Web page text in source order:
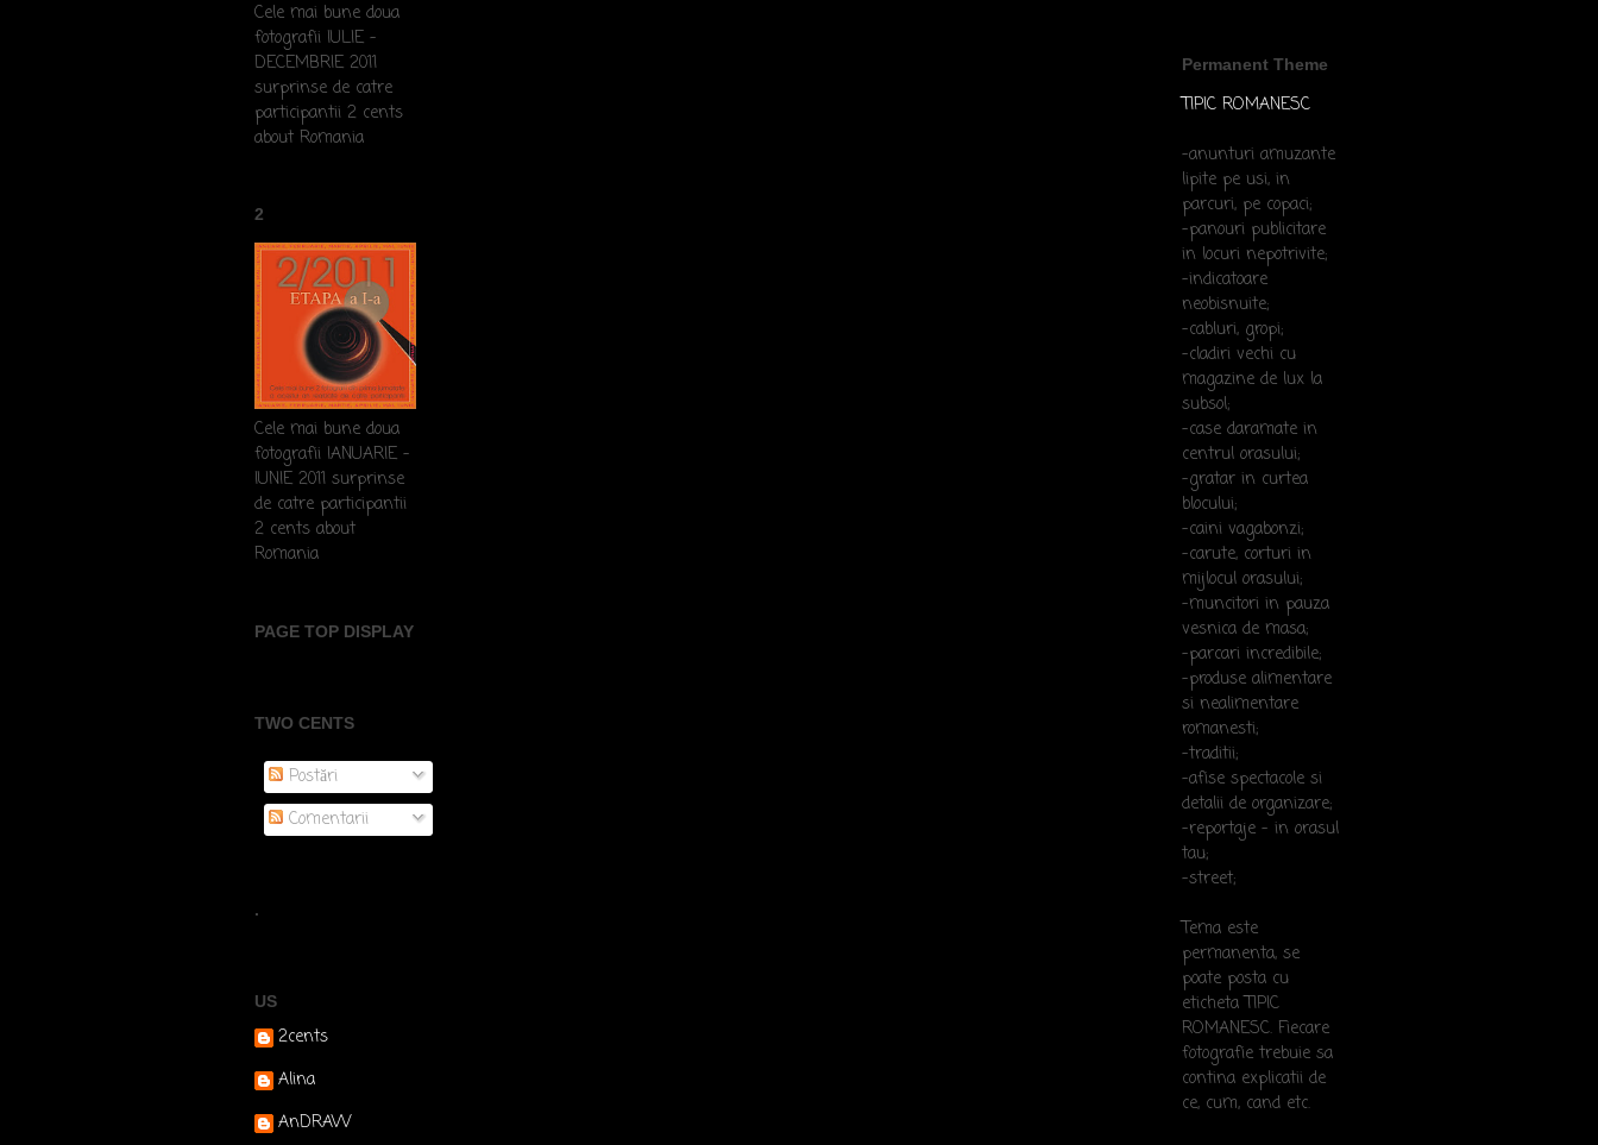
Cele mai bune doua
fotografii IULIE -
DECEMBRIE 2011
surprinse de catre
participantii 2 cents
about Romania
2
Cele mai bune doua
fotografii IANUARIE -
IUNIE 2011 surprinse
de catre participantii
2 cents about
Romania
PAGE TOP DISPLAY
TWO CENTS
Postări
Comentarii
.
US
2cents
Alina
AnDRAW
Permanent Theme
TIPIC ROMANESC
-anunturi amuzante
lipite pe usi, in
parcuri, pe copaci;
-panouri publicitare
in locuri nepotrivite;
-indicatoare
neobisnuite;
-cabluri, gropi;
-cladiri vechi cu
magazine de lux la
subsol;
-case daramate in
centrul orasului;
-gratar in curtea
blocului;
-caini vagabonzi;
-carute, corturi in
mijlocul orasului;
-muncitori in pauza
vesnica de masa;
-parcari incredibile;
-produse alimentare
si nealimentare
romanesti;
-traditii;
-afise spectacole si
detalii de organizare;
-reportaje - in orasul
tau;
-street;
Tema este
permanenta, se
poate posta cu
eticheta TIPIC
ROMANESC. Fiecare
fotografie trebuie sa
contina explicatii de
ce, cum, cand etc.